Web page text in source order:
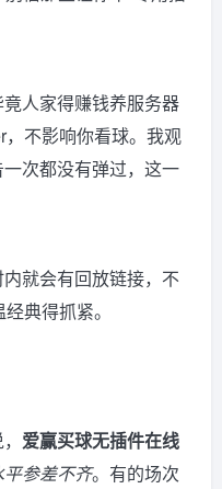
人家得赚钱养服务器
不影响你看球。我观
次都没有弹过，这一
就会有回放链接，不
典得抓紧。
爱赢买球无插件在线
参差不齐。有的场次